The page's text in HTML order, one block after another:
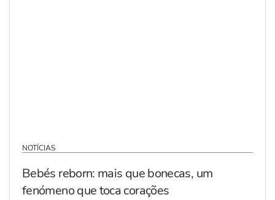
NOTÍCIAS
Bebés reborn: mais que bonecas, um
fenómeno que toca corações